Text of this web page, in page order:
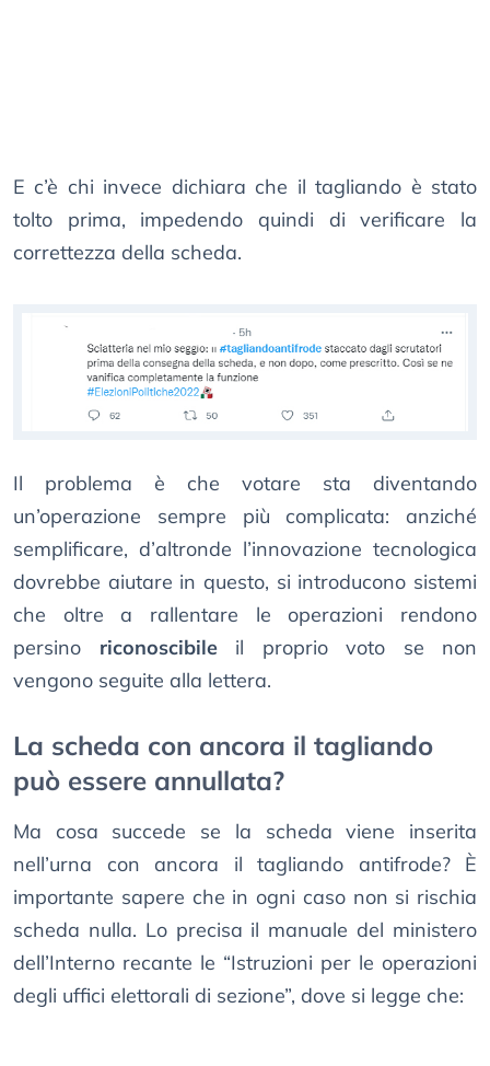
E c’è chi invece dichiara che il tagliando è stato
tolto prima, impedendo quindi di verificare la
correttezza della scheda.
Il problema è che votare sta diventando
un’operazione sempre più complicata: anziché
semplificare, d’altronde l’innovazione tecnologica
dovrebbe aiutare in questo, si introducono sistemi
che oltre a rallentare le operazioni rendono
persino riconoscibileil proprio voto se non
vengono seguite alla lettera.
La scheda con ancora il tagliando
può essere annullata?
Ma cosa succede se la scheda viene inserita
nell’urna con ancora il tagliando antifrode? È
importante sapere che in ogni caso non si rischia
scheda nulla. Lo precisa il manuale del ministero
dell’Interno recante le “Istruzioni per le operazioni
degli uffici elettorali di sezione”, dove si legge che: